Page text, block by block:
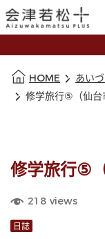
HOME あい
修学旅行⑤（仙台
修学旅行⑤
218 views
日誌